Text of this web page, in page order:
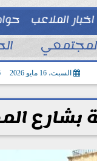
اخبار الملاعب
السبت، 16 مايو 2026
بشارع